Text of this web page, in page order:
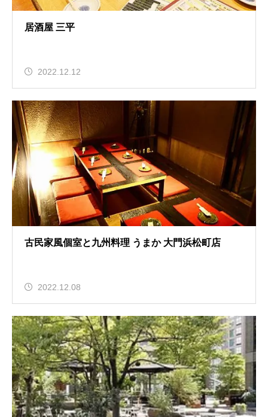
居酒屋 三平
2022.12.12
古民家風個室と九州料理 うまか 大門浜松町店
2022.12.08